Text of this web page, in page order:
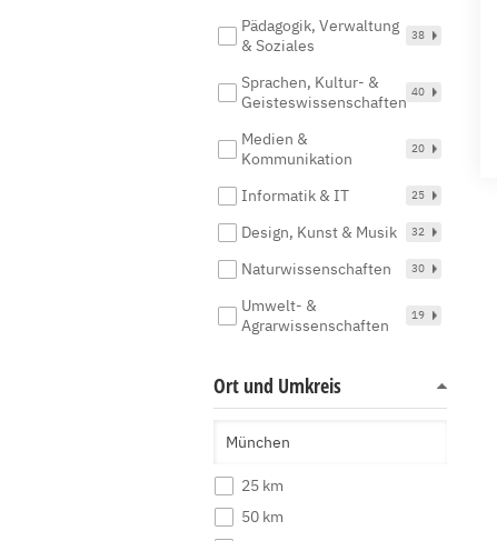
Pädagogik, Verwaltung
& Soziales
38
Sprachen, Kultur- &
Geisteswissenschaften
40
Medien &
Kommunikation
20
Informatik & IT 25
Design, Kunst & Musik 32
Naturwissenschaften 30
Umwelt- &
Agrarwissenschaften
19
Ort und Umkreis
25 km
50 km